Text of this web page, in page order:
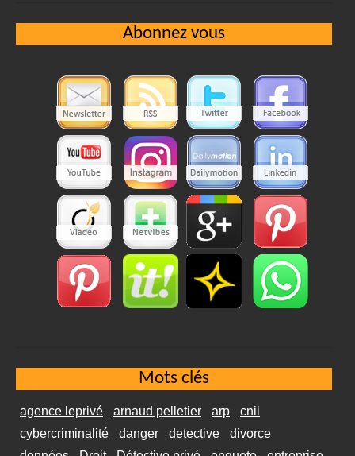
Abonnez vous
Mots clés
agence leprivé arnaud pelletier arp
cnil
cybercriminalité
danger detective
divorce